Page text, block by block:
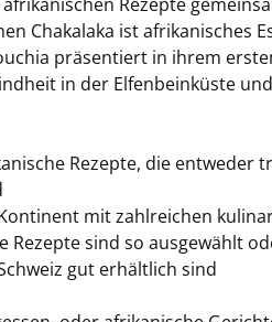
Chakalaka ist afrikanisches
präsentiert in ihrem
in der Elfenbeinküste
Rezepte, die entweder
mit zahlreichen
Rezepte sind so ausgewählt
gut erhältlich sind